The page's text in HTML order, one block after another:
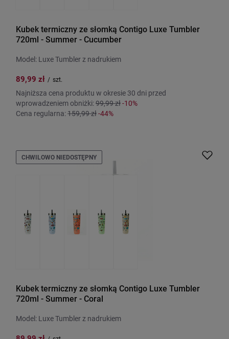
Kubek termiczny ze słomką Contigo Luxe Tumbler
720ml - Summer - Cucumber
Model: Luxe Tumbler z nadrukiem
89,99 zł / szt.
Najniższa cena produktu w okresie 30 dni przed
wprowadzeniem obniżki:99,99 zł-10%
Cena regularna:159,99 zł-44%
CHWILOWO NIEDOSTĘPNY
Kubek termiczny ze słomką Contigo Luxe Tumbler
720ml - Summer - Coral
Model: Luxe Tumbler z nadrukiem